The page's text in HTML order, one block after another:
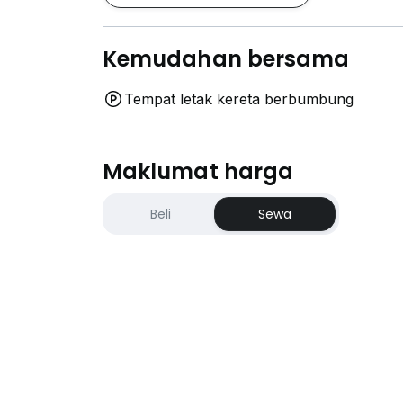
Kemudahan bersama
Tempat letak kereta berbumbung
Maklumat harga
Beli Sewa